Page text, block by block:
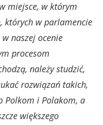
miejsce, w którym
których w parlamencie
naszej ocenie
procesom
należy studzić,
rozwiązań takich,
Polkom i Polakom, a
większego